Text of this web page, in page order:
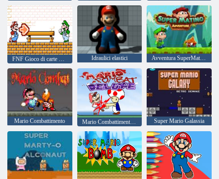
Idraulici elastici Avventura SuperMatino
Mario Combattimento Mario Combattimento Deluxe Super Mario Galassia